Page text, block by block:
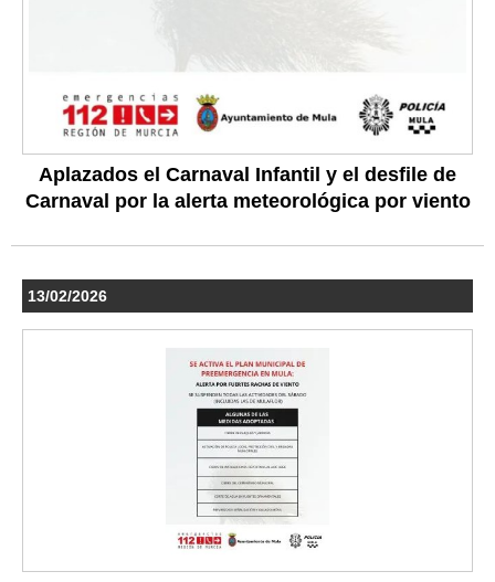
Aplazados el Carnaval Infantil y el desfile de
Carnaval por la alerta meteorológica por viento
13/02/2026